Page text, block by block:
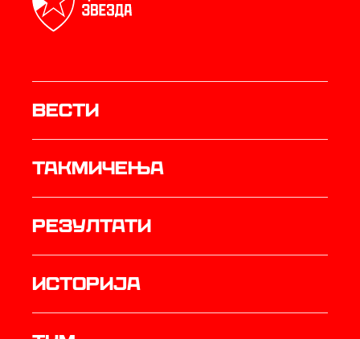
Вести
Такмичења
резултати
историја